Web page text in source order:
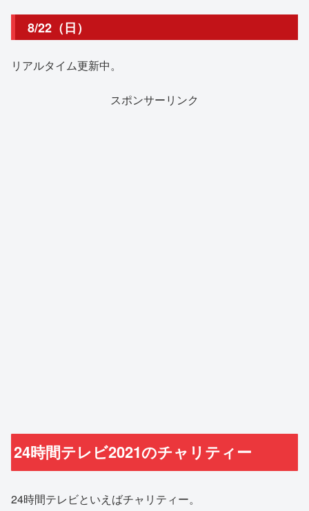
8/22（日）
リアルタイム更新中。
スポンサーリンク
24時間テレビ2021のチャリティー
24時間テレビといえばチャリティー。